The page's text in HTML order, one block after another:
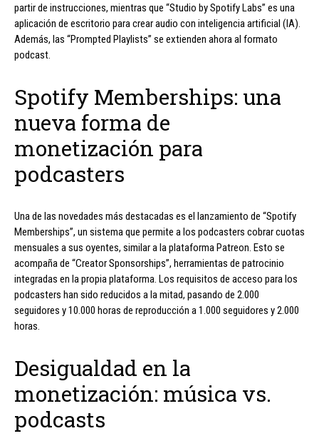
partir de instrucciones, mientras que “Studio by Spotify Labs” es una
aplicación de escritorio para crear audio con inteligencia artificial (IA).
Además, las “Prompted Playlists” se extienden ahora al formato
podcast.
Spotify Memberships: una
nueva forma de
monetización para
podcasters
Una de las novedades más destacadas es el lanzamiento de “Spotify
Memberships”, un sistema que permite a los podcasters cobrar cuotas
mensuales a sus oyentes, similar a la plataforma Patreon. Esto se
acompaña de “Creator Sponsorships”, herramientas de patrocinio
integradas en la propia plataforma. Los requisitos de acceso para los
podcasters han sido reducidos a la mitad, pasando de 2.000
seguidores y 10.000 horas de reproducción a 1.000 seguidores y 2.000
horas.
Desigualdad en la
monetización: música vs.
podcasts